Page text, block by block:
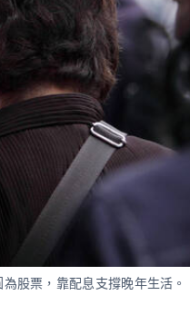
股票，靠配息支撐晚年生活。